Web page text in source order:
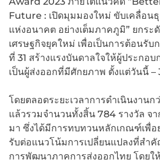
Future : เปิดมุมมองใหม่ ขับเคลื่อนธุ
แห่งอนาคต อย่างเต็มภาคภูมิ” ยกระ
เศรษฐกิจยุคใหม่ เพื่อเป็นการต้อนรั
ที่ 31 สร้างแรงบันดาลใจให้ผู้ประกอ
เป็นผู้ส่งออกที่มีศักยภาพ ตั้งแต่วันนี้ –
โดยตลอดระยะเวลาการดำเนินงานก
แล้วรวมจำนวนทั้งสิ้น 784 รางวัล จ
มา ซึ่งได้มีการทบทวนหลักเกณฑ์เพื่อ
รับต่อแนวโน้มการเปลี่ยนแปลงที่สำ
การพัฒนาภาคการส่งออกไทย โดย